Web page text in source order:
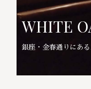
WHITE
銀座・金春通りにあ